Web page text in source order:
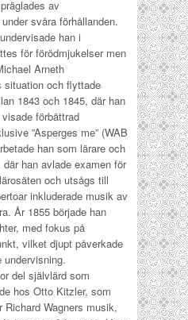
av
svåra förhållanden.
han i
för förödmjukelser men
Arneth
situation och flyttade
1843 och 1845, där han
förbättrad
”Asperges me” (WAB
han som lärare och
han avlade examen för
och utsågs till
inkluderade musik av
År 1855 började han
med fokus på
vilket djupt påverkade
undervisning.
del självlärd som
hos Otto Kitzler, som
Richard Wagners musik,